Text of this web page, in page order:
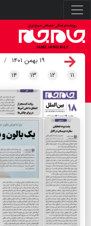
۱۹ بهمن ۱۴۰۱
۱۱ ۱۲ ۱۳ ۱۴